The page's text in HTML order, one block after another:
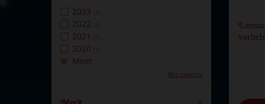
2023
2022
2021
2020
Meer
Wis selectie